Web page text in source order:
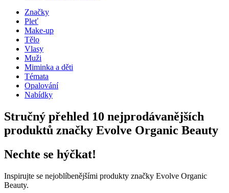
Značky
Pleť
Make-up
Tělo
Vlasy
Muži
Miminka a děti
Témata
Opalování
Nabídky
Stručný přehled 10 nejprodávanějších
produktů značky Evolve Organic Beauty
Nechte se hýčkat!
Inspirujte se nejoblíbenějšími produkty značky Evolve Organic
Beauty.